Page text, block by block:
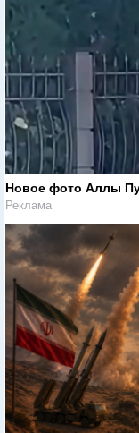
Новое фото Аллы
Реклама